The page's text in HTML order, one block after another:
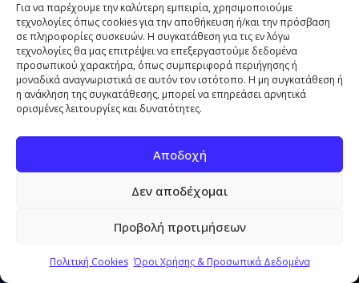
Για να παρέχουμε την καλύτερη εμπειρία, χρησιμοποιούμε
τεχνολογίες όπως cookies για την αποθήκευση ή/και την πρόσβαση
σε πληροφορίες συσκευών. Η συγκατάθεση για τις εν λόγω
τεχνολογίες θα μας επιτρέψει να επεξεργαστούμε δεδομένα
προσωπικού χαρακτήρα, όπως συμπεριφορά περιήγησης ή
μοναδικά αναγνωριστικά σε αυτόν τον ιστότοπο. Η μη συγκατάθεση ή
η ανάκληση της συγκατάθεσης, μπορεί να επηρεάσει αρνητικά
ορισμένες λειτουργίες και δυνατότητες.
Αποδοχή
Δεν αποδέχομαι
Προβολή προτιμήσεων
Πολιτική Cookies Όροι Χρήσης & Προσωπικά Δεδομένα